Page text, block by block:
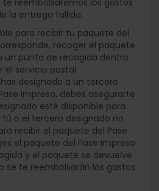
te reembolsaremos los gastos
la entrega fallida.
para recibir tu paquete del
recoger el paquete
un punto de recogida dentro
el servicio postal
designado a un tercero
Impreso, debes asegurarte
esté disponible para
tú o el tercero designado no
recibir el paquete del Pase
el paquete del Pase Impreso
y el paquete se devuelve
se te reembolsarán los gastos